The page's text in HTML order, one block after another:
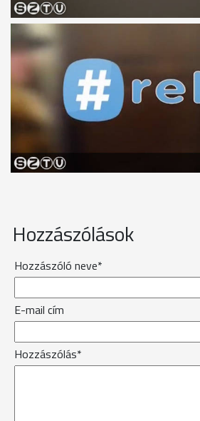
Hozzászólások
Hozzászóló neve*
E-mail cím
Hozzászólás*